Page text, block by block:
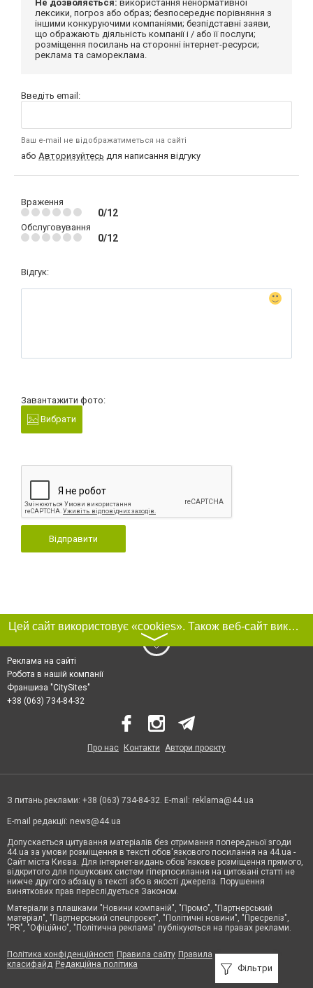
Не дозволяється: використання ненормативної
лексики, погроз або образ; безпосереднє порівняння з
іншими конкуруючими компаніями; безпідставні заяви,
що ображають діяльність компанії і / або її послуги;
розміщення посилань на сторонні інтернет-ресурси;
реклама та самореклама.
Введіть email:
Ваш e-mail не відображатиметься на сайті
або Авторизуйтесь для написання відгуку
Враження
0/12
Обслуговування
0/12
Відгук:
Завантажити фото:
Вибрати
Відправити
Фільтри
Цей сайт використовує «cookies». Також веб-сайт використовує інтернет-сервіс для збору технічних даних стосовно відвідувачів з метою отримання маркетингової та статистичної інформації. Умови обробки даних відвідувачів сайту див.
〉
Реклама на сайті
Робота в нашій компанії
Франшиза "CitySites"
+38 (063) 734-84-32
Про нас Контакти Автори проєкту
З питань реклами: +38 (063) 734-84-32. E-mail: reklama@44.ua
E-mail редакції: news@44.ua
Допускається цитування матеріалів без отримання попередньої згоди
44.ua за умови розміщення в тексті обов'язкового посилання на 44.ua -
Сайт міста Києва. Для інтернет-видань обов'язкове розміщення прямого,
відкритого для пошукових систем гіперпосилання на цитовані статті не
нижче другого абзацу в тексті або в якості джерела. Порушення
виняткових прав переслідується Законом.
Матеріали з плашками "Новини компаній", "Промо", "Партнерський
матеріал", "Партнерський спецпроєкт", "Політичні новини", "Пресреліз",
"PR", "Офіційно", "Політична реклама" публікуються на правах реклами.
Політика конфіденційності Правила сайту Правила
класифайд Редакційна політика